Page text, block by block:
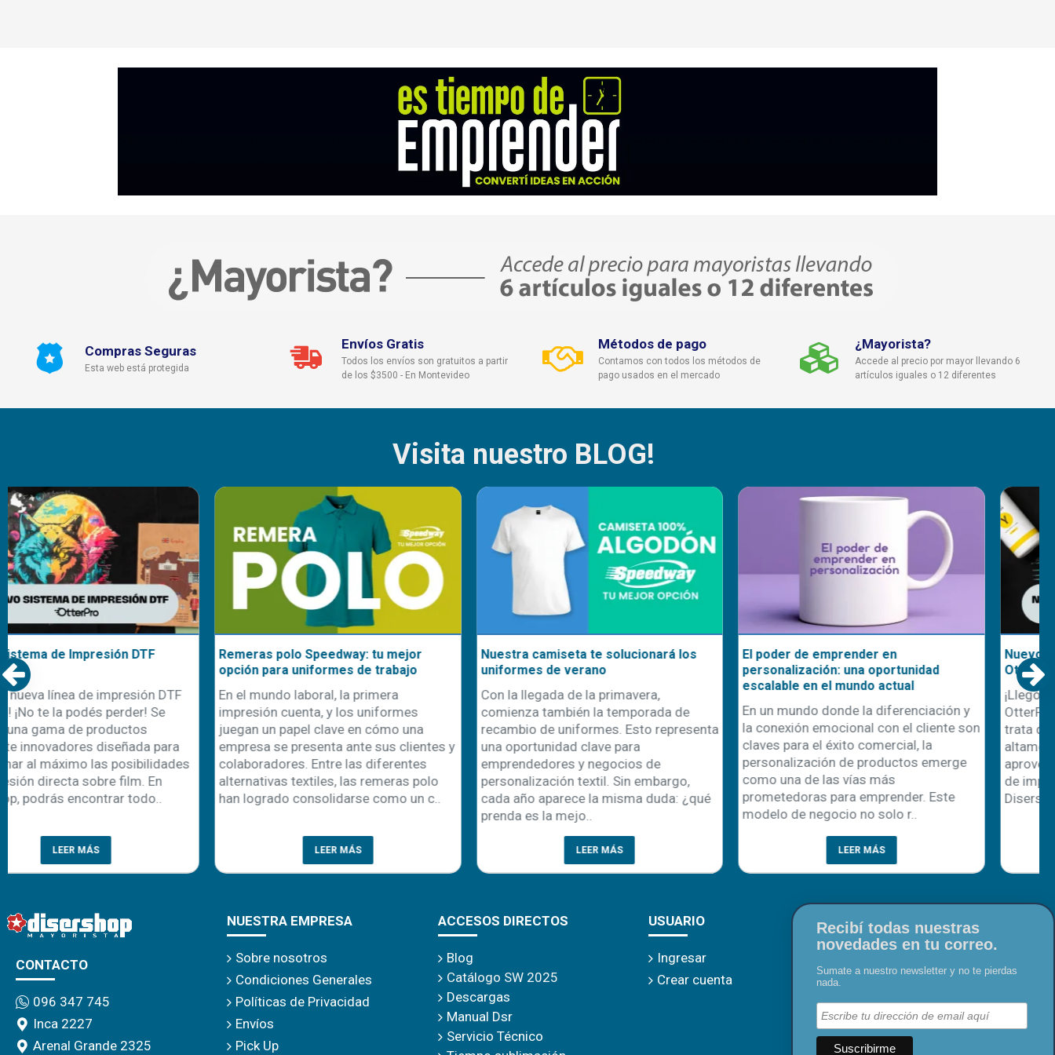
Compras Seguras
Esta web está protegida
Envíos Gratis
Todos los envíos son gratuitos a partir
de los $3500 - En Montevideo
Métodos de pago
Contamos con todos los métodos de
pago usados en el mercado
¿Mayorista?
Accede al precio por mayor llevando 6
artículos iguales o 12 diferentes
Visita nuestro BLOG!
Remeras polo Speedway: tu mejor
opción para uniformes de trabajo
En el mundo laboral, la primera
impresión cuenta, y los uniformes
juegan un papel clave en cómo una
empresa se presenta ante sus clientes y
colaboradores. Entre las diferentes
alternativas textiles, las remeras polo
han logrado consolidarse como un c..
Nuestra camiseta te solucionará los
uniformes de verano
Con la llegada de la primavera,
comienza también la temporada de
recambio de uniformes. Esto representa
una oportunidad clave para
emprendedores y negocios de
personalización textil. Sin embargo,
cada año aparece la misma duda: ¿qué
El poder de emprender en
personalización: una oportunidad
En un mundo donde la diferenciación y
la conexión emocional con el cliente son
claves para el éxito comercial, la
personalización de productos emerge
como una de las vías más
prometedoras para emprender. Este
modelo de negocio no solo r..
Nuevo Sistema de Impresión DTF
OtterPro
¡Llegó la nueva línea de impresión DTF
OtterPro! ¡No te la podés perder! Se
trata de una gama de productos
altamente innovadores diseñada para
aprovechar al máximo las posibilidades
de impresión directa sobre film. En
Disershop, podrás encontrar todo..
CONTACTO
096 347 745
Inca 2227
Arenal Grande 2325
NUESTRA EMPRESA
Sobre nosotros
Condiciones Generales
Políticas de Privacidad
Envíos
Pick Up
ACCESOS DIRECTOS
Blog
Catálogo SW 2025
Descargas
Manual Dsr
Servicio Técnico
USUARIO
Ingresar
Crear cuenta
Recibí todas nuestras
novedades en tu correo.
Sumate a nuestro newsletter y no te pierdas
nada.